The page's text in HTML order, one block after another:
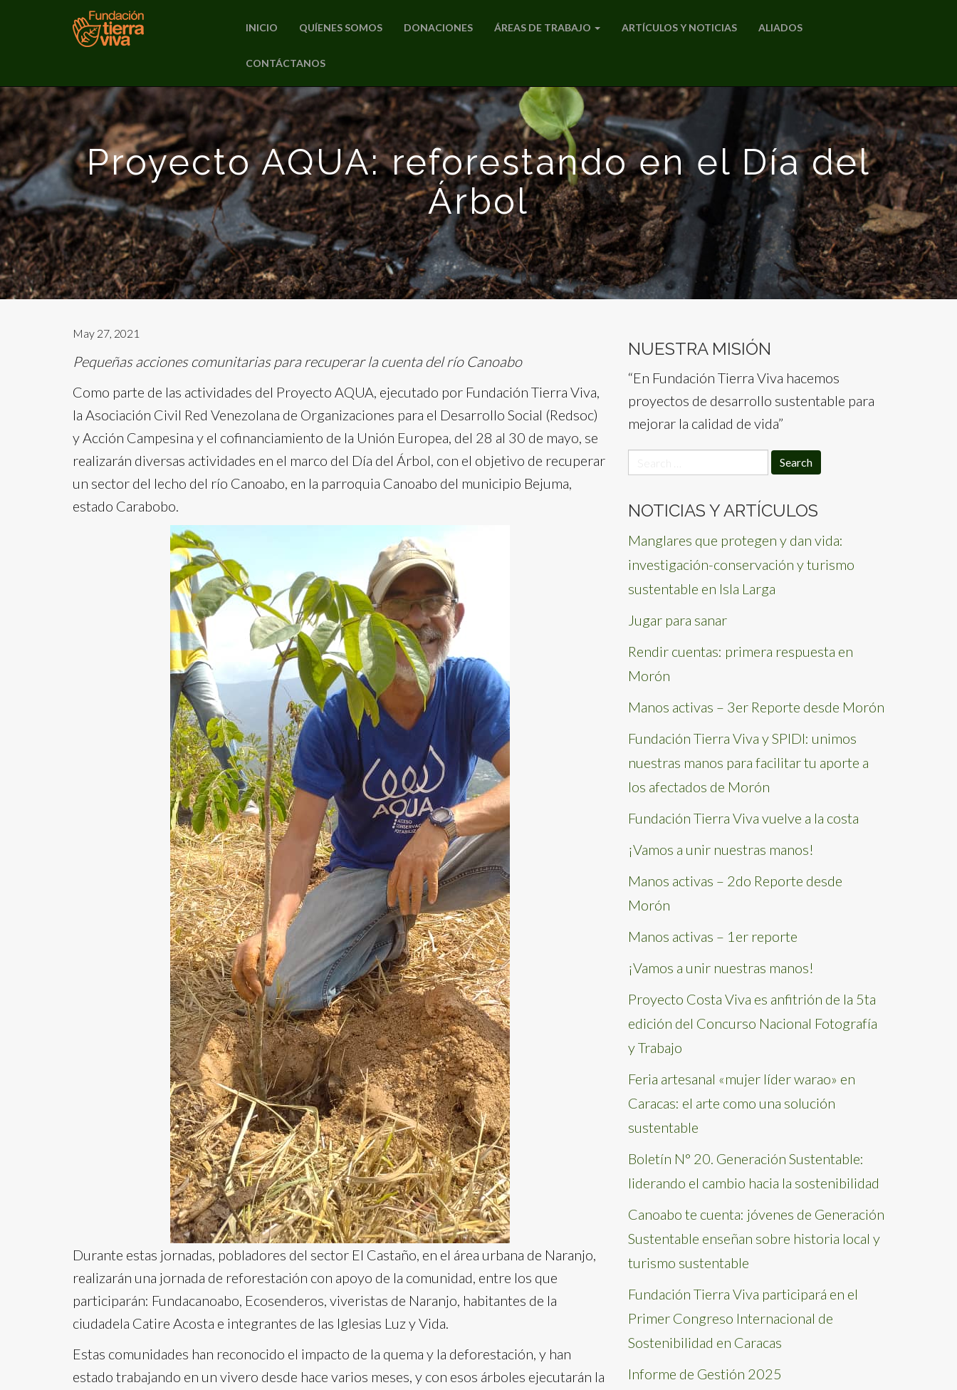
MENU
to
content
INICIO QUÍENES SOMOS DONACIONES ÁREAS DE TRABAJO ARTÍCULOS Y NOTICIAS ALIADOS
CONTÁCTANOS
Proyecto AQUA: reforestando en el Día del
Árbol
May 27, 2021
Pequeñas acciones comunitarias para recuperar la cuenta del río Canoabo
Como parte de las actividades del Proyecto AQUA, ejecutado por Fundación Tierra Viva,
la Asociación Civil Red Venezolana de Organizaciones para el Desarrollo Social (Redsoc)
y Acción Campesina y el cofinanciamiento de la Unión Europea, del 28 al 30 de mayo, se
realizarán diversas actividades en el marco del Día del Árbol, con el objetivo de recuperar
un sector del lecho del río Canoabo, en la parroquia Canoabo del municipio Bejuma,
estado Carabobo.
Durante estas jornadas, pobladores del sector El Castaño, en el área urbana de Naranjo,
realizarán una jornada de reforestación con apoyo de la comunidad, entre los que
participarán: Fundacanoabo, Ecosenderos, viveristas de Naranjo, habitantes de la
ciudadela Catire Acosta e integrantes de las Iglesias Luz y Vida.
Estas comunidades han reconocido el impacto de la quema y la deforestación, y han
estado trabajando en un vivero desde hace varios meses, y con esos árboles ejecutarán la
NUESTRA MISIÓN
“En Fundación Tierra Viva hacemos
proyectos de desarrollo sustentable para
mejorar la calidad de vida”
for:
NOTICIAS Y ARTÍCULOS
Manglares que protegen y dan vida:
investigación-conservación y turismo
sustentable en Isla Larga
Jugar para sanar
Rendir cuentas: primera respuesta en
Morón
Manos activas – 3er Reporte desde Morón
Fundación Tierra Viva y SPIDI: unimos
nuestras manos para facilitar tu aporte a
los afectados de Morón
Fundación Tierra Viva vuelve a la costa
¡Vamos a unir nuestras manos!
Manos activas – 2do Reporte desde
Morón
Manos activas – 1er reporte
¡Vamos a unir nuestras manos!
Proyecto Costa Viva es anfitrión de la 5ta
edición del Concurso Nacional Fotografía
y Trabajo
Feria artesanal «mujer líder warao» en
Caracas: el arte como una solución
sustentable
Boletín N° 20. Generación Sustentable:
liderando el cambio hacia la sostenibilidad
Canoabo te cuenta: jóvenes de Generación
Sustentable enseñan sobre historia local y
turismo sustentable
Fundación Tierra Viva participará en el
Primer Congreso Internacional de
Sostenibilidad en Caracas
Informe de Gestión 2025